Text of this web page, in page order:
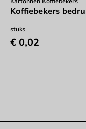
Koffiebekers
stuks
€ 0,02